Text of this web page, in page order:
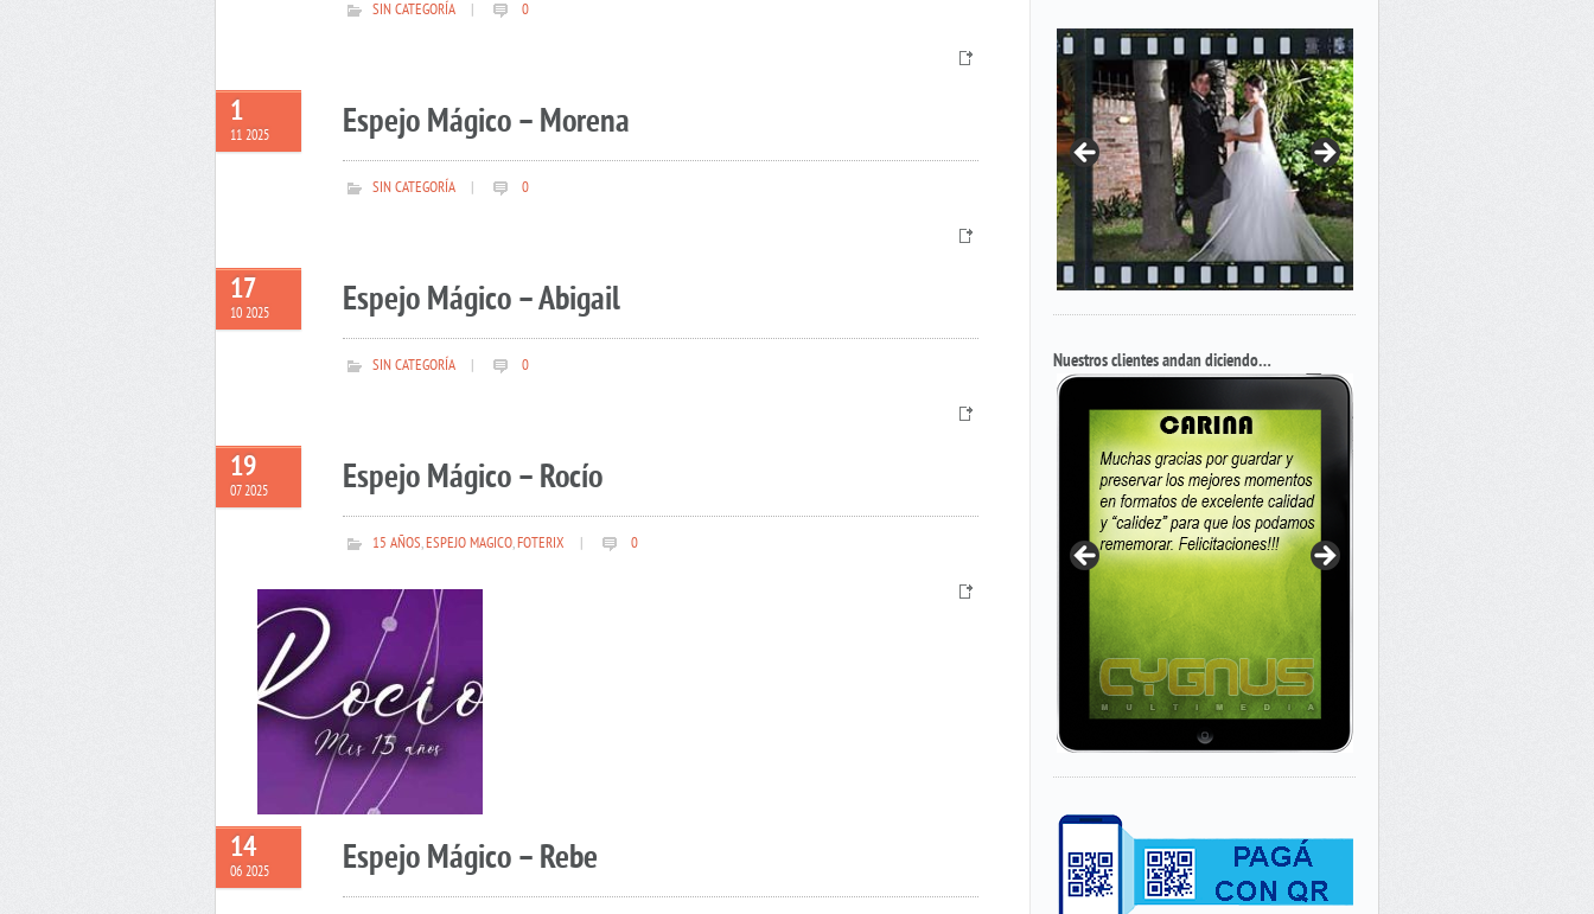
SIN CATEGORÍA 0
1
11 2025 Espejo Mágico – Morena
SIN CATEGORÍA 0
17
10 2025 Espejo Mágico – Abigail
SIN CATEGORÍA 0
19
07 2025 Espejo Mágico – Rocío
15 AÑOS,ESPEJO MAGICO,FOTERIX 0
14
06 2025 Espejo Mágico – Rebe
Nuestros clientes andan diciendo…